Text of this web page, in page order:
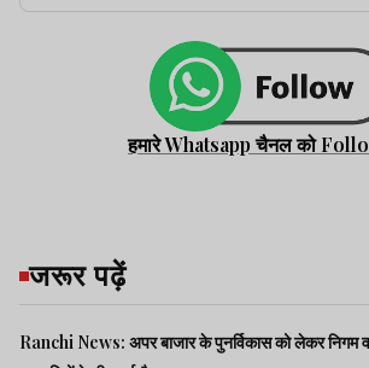
हमारे Whatsapp चैनल को
जरूर पढ़ें
Ranchi News: अपर बाजार के पुनर्विकास को लेकर निगम व